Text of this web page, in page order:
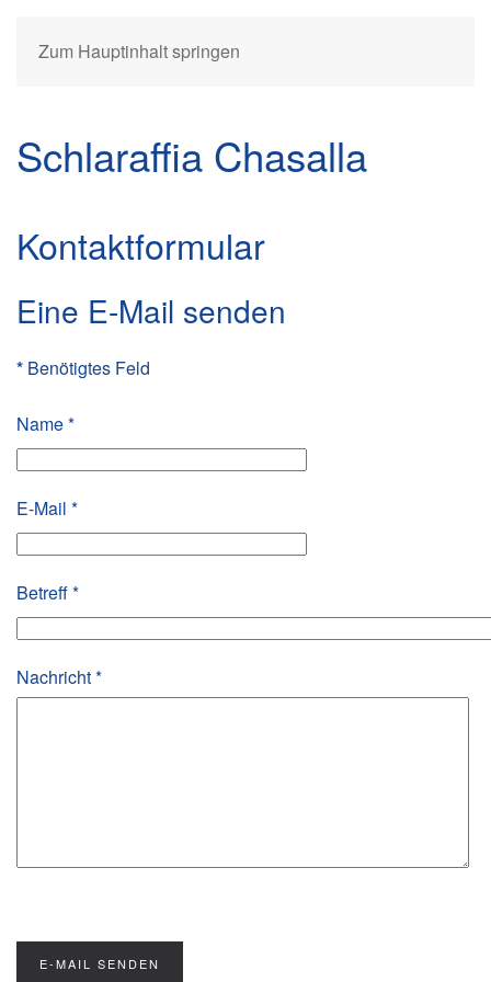
Zum Hauptinhalt springen
Schlaraffia Chasalla
Kontaktformular
Eine E-Mail senden
* Benötigtes Feld
Name*
E-Mail *
Betreff*
Nachricht*
E-MAIL SENDEN